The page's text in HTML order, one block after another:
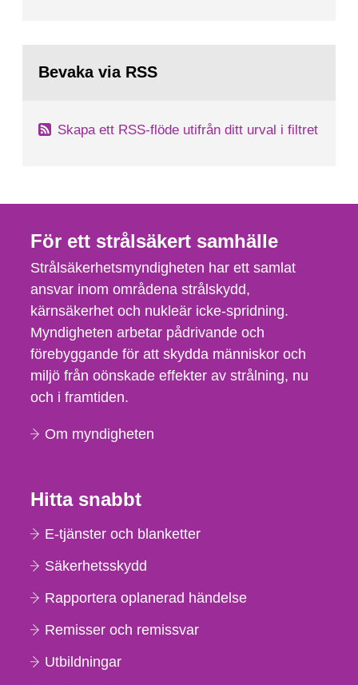
Bevaka via RSS
Skapa ett RSS-flöde utifrån ditt urval i filtret
För ett strålsäkert samhälle
Strålsäkerhetsmyndigheten har ett samlat
ansvar inom områdena strålskydd,
kärnsäkerhet och nukleär icke-spridning.
Myndigheten arbetar pådrivande och
förebyggande för att skydda människor och
miljö från oönskade effekter av strålning, nu
och i framtiden.
Om myndigheten
Hitta snabbt
E-tjänster och blanketter
Säkerhetsskydd
Rapportera oplanerad händelse
Remisser och remissvar
Utbildningar